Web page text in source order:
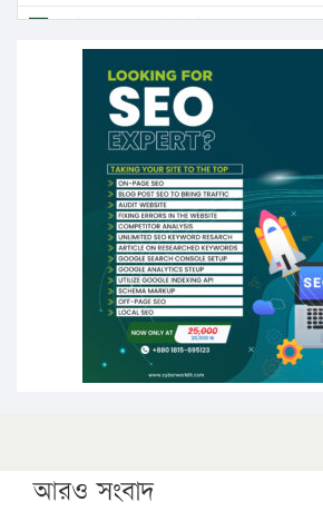
এবার লঞ্চের ভাড়া বাড়ল
১৭ থেকে ২১ শতাংশ বিদ্যুতের দাম
১৬ মে চাঁদপুর ও ২৫ মে ফেনী সফরে
উচ্চশিক্ষায় গৌরবময় অর্জন: পূর্ণ
পিএইচডি করছেন কুয়েটের কৃতি…
সারা দেশে বজ্রাঘাতে ১৪ জনের প্রাণহানি
কঠোর হচ্ছে এসএসসি ও এইচএসসি
ফরিদগঞ্জে আগুনে পুড়লো ৬ ব্যবসা
আরও সংবাদ